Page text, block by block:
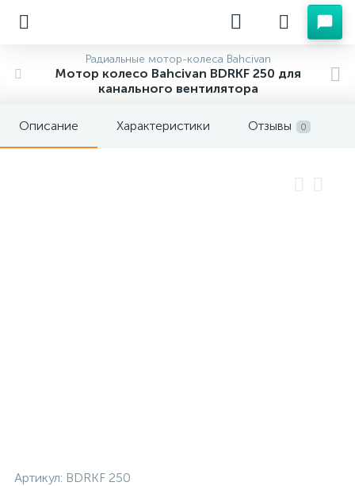
Радиальные мотор-колеса Bahcivan
Мотор колесо Bahcivan BDRKF 250 для
канального вентилятора
Описание Характеристики Отзывы 0
Артикул: BDRKF 250